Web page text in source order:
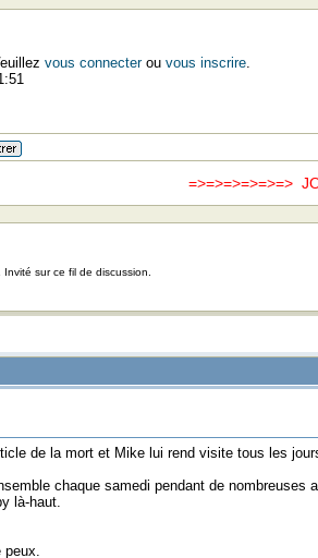
vous connecterou vous inscrire.
=>=>=>=>=>=>
sur ce fil de discussion.
de la mort et Mike lui rend visite tous les
chaque samedi pendant de nombreuses
là-haut.
peux.